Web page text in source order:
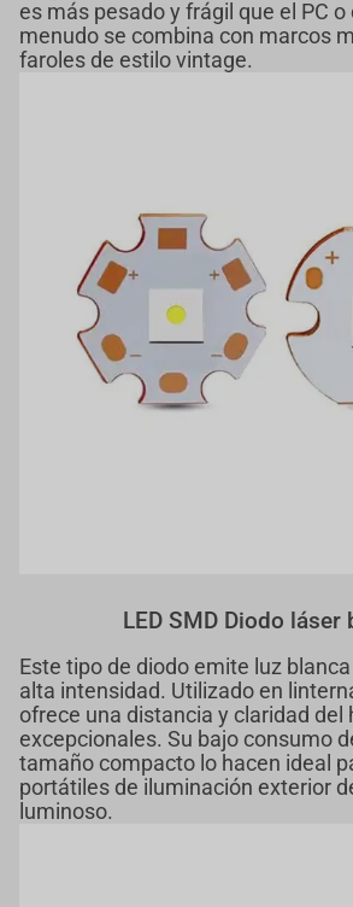
es más pesado y frágil que el PC o
menudo se combina con marcos
faroles de estilo vintage.
LED SMD Diodo láser
Este tipo de diodo emite luz
alta intensidad. Utilizado en
ofrece una distancia y claridad del
excepcionales. Su bajo consumo
tamaño compacto lo hacen ideal
portátiles de iluminación exterior
luminoso.